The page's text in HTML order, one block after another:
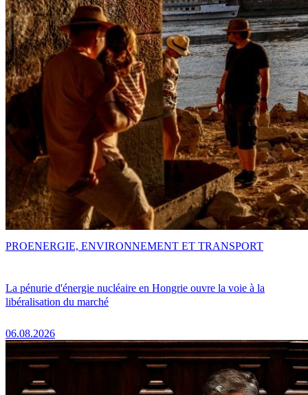
La pénurie d'énergie nucléaire en Hongrie ouvre la voie à la
libéralisation du marché
06.08.2026
PROENERGIE, ENVIRONNEMENT ET TRANSPORT